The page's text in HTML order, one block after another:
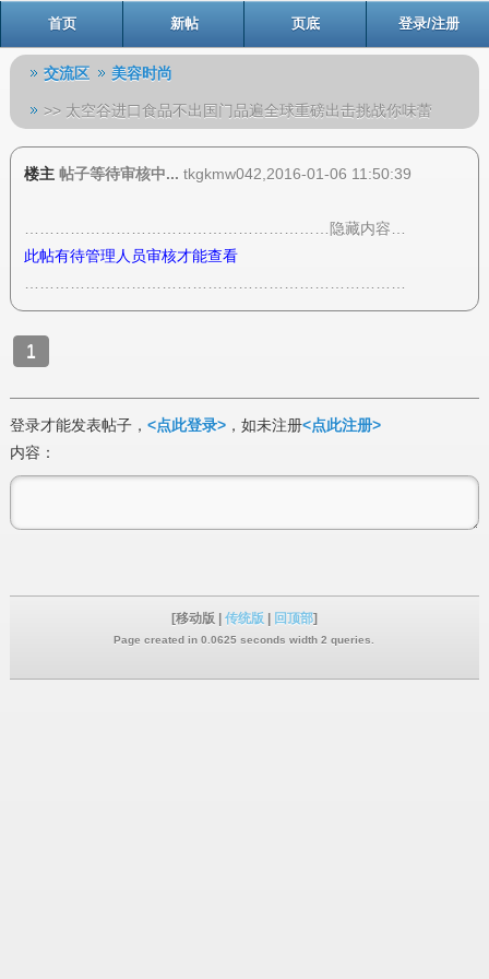
首页 新帖 页底 登录/注册
交流区 美容时尚
>> 太空谷进口食品不出国门品遍全球重磅出击挑战你味蕾
楼主 帖子等待审核中... tkgkmw042,2016-01-06 11:50:39
……………………………………………………隐藏内容…
此帖有待管理人员审核才能查看
1
登录才能发表帖子， <点此登录>，如未注册<点此注册>
内容：
[移动版 | 传统版 | 回顶部]
Page created in 0.0625 seconds width 2 queries.